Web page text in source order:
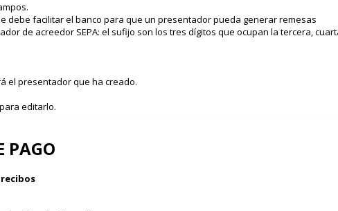
debe facilitar el banco para que un presentador pueda generar remesas
de acreedor SEPA: el sufijo son los tres dígitos que ocupan la tercera,
el presentador que ha creado.
editarlo.
PAGO